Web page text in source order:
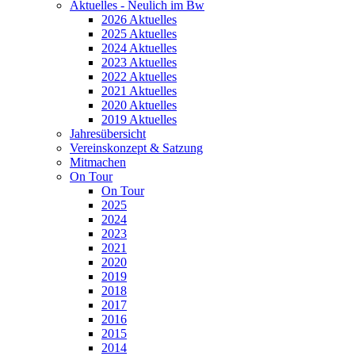
Aktuelles - Neulich im Bw
2026 Aktuelles
2025 Aktuelles
2024 Aktuelles
2023 Aktuelles
2022 Aktuelles
2021 Aktuelles
2020 Aktuelles
2019 Aktuelles
Jahresübersicht
Vereinskonzept & Satzung
Mitmachen
On Tour
On Tour
2025
2024
2023
2021
2020
2019
2018
2017
2016
2015
2014